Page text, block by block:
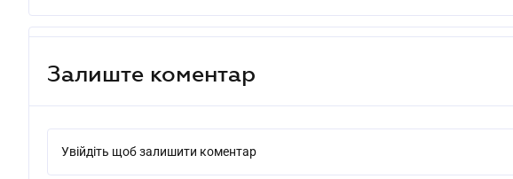
Залиште коментар
Увійдіть щоб залишити коментар